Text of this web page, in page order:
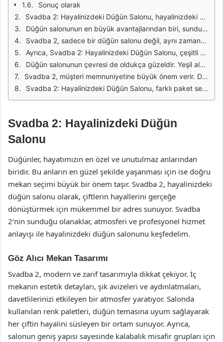
Sonuç olarak
Svadba 2: Hayalinizdeki Düğün Salonu, hayalinizdeki düğün için mükemmel bir mekan sunar. Burası, hem şık hem de romantik bir atmosfer ile doludur. Geniş ve ferah salonları, sevdiklerinizle birlikte unutulmaz anlar yaşamanız için tasarlanmıştır. Salonun dekorasyonu, zarif detaylarla bezeli olup her türlü tema ve konsepte uyum sağlamaktadır. Işıklandırma ve ses sistemi, etkinliğinizin her aşamasında en iyi deneyimi sunmak için profesyonel ekip tarafından sağlanmaktadır.
Düğün salonunun en büyük avantajlarından biri, sunduğu geniş alanlardır. Misafirleriniz rahatça oturabilir, dans edebilir ve eğlenebilir. Ayrıca, salonun modüler yapısı sayesinde, farklı oturma düzenleri ve sahne tasarımları oluşturmak mümkündür. Düğün organizasyonunuzun ihtiyaçlarına göre alanı özelleştirebilir, böylece hayallerinizi gerçeğe dönüştürebilirsiniz.
Svadba 2, sadece bir düğün salonu değil, aynı zamanda profesyonel bir organizasyon ekibine de sahiptir. Düğün planlamanızın her aşamasında yanınızda olacak uzman ekip, hayallerinizi gerçekleştirmek için çalışır. Menülerden dekorasyona kadar her detay üzerinde titizlikle çalışarak, sizin ve misafirlerinizin beklentilerini aşmayı hedefler.
Ayrıca, Svadba 2: Hayalinizdeki Düğün Salonu, çeşitli hizmetler sunarak düğün gününüzü daha da özel hale getirir. Gelin odası, fotoğraf çekim alanları, şık bir bar ve dans pisti gibi olanaklar ile donatılmıştır. Misafirlerinizin rahat etmesi ve etkinlikten keyif alması için her şey düşünülmüştür.
Düğün salonunun çevresi de oldukça güzeldir. Yeşil alanlar, göletler ve doğal manzaralar ile çevrili olan mekan, mükemmel fotoğraflar çekmek için ideal bir ortam sunar. Dış mekan alanları, açık hava etkinlikleri düzenlemek isteyenler için mükemmel bir seçenek oluşturur.
Svadba 2, müşteri memnuniyetine büyük önem verir. Düğün gününüzde her şeyin sorunsuz gitmesi için gerekli tüm önlemleri alır. Ekibin deneyimi, her türlü beklenmedik duruma hızlı ve etkili çözümler bulmalarını sağlar. Böylece, siz sadece bu özel günü kutlamaya odaklanabilirsiniz.
Svadba 2: Hayalinizdeki Düğün Salonu, farklı paket seçenekleri ile bütçenize uygun çözümler sunar. Düğün gününüzü hayal ettiğiniz gibi geçirebilmeniz için çeşitli hizmetleri bir arada alabilirsiniz. Böylece, hem ekonomik hem de unutulmaz bir düğün deneyimi yaşayabilirsiniz.
Svadba 2: Hayalinizdeki Düğün
Salonu
Düğünler, hayatımızın en özel ve unutulmaz anlarından
biridir. Bu anların en güzel şekilde yaşanması için ise doğru
mekan seçimi büyük bir önem taşır. Svadba 2, hayalinizdeki
düğün salonu olarak, çiftlerin hayallerini gerçeğe
dönüştürmek için mükemmel bir adres sunuyor. Svadba
2’nin sunduğu olanaklar, atmosferi ve profesyonel hizmet
anlayışı ile hayalinizdeki düğün salonunu keşfedelim.
Göz Alıcı Mekan Tasarımı
Svadba 2, modern ve zarif tasarımıyla dikkat çekiyor. İç
mekanın estetik detayları, şık avizeleri ve aydınlatmaları,
davetlilerinizi etkileyen bir atmosfer yaratıyor. Salonda
kullanılan renk paletleri, düğün temasına uyum sağlayarak
her çiftin hayalini süsleyen bir ortam sunuyor. Ayrıca,
salonun geniş yapısı sayesinde kalabalık misafir grupları için